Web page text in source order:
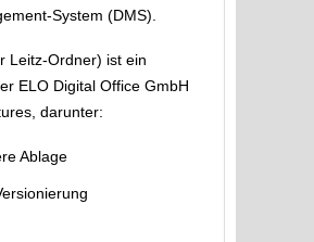
System (DMS).
Leitz-Ordner) ist ein
ELO Digital Office GmbH
darunter:
Ablage